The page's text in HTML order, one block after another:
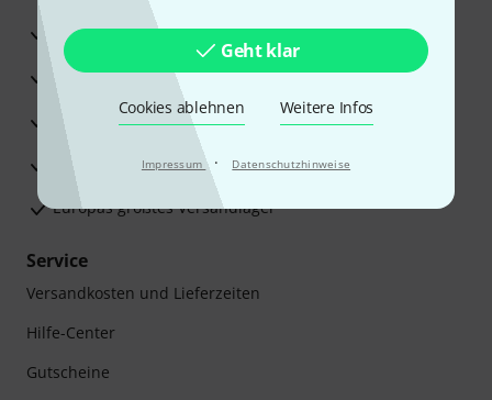
Geht klar
Cookies ablehnen Weitere Infos
Impressum · Datenschutzhinweise
30 Tage Money-Back-Garantie
Reparaturservice
Beratung durch Fachexperten
Zufriedenheitsgarantie
Europas größtes Versandlager
Service
Versandkosten und Lieferzeiten
Hilfe-Center
Gutscheine